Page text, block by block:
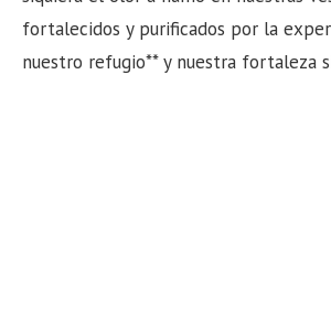
fortalecidos y purificados por la
nuestro refugio** y nuestra fortaleza